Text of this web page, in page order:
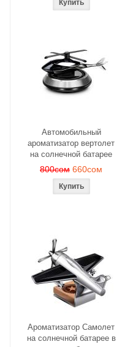
Автомобильный
ароматизатор вертолет
на солнечной батарее
800сом 660сом
Ароматизатор Самолет
на солнечной батарее в